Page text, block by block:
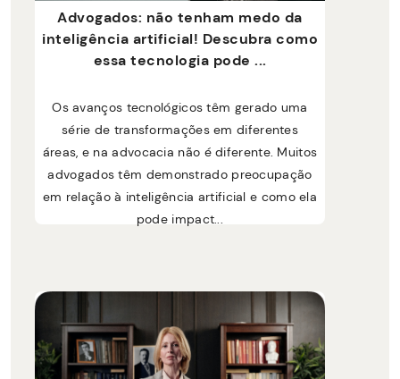
Advogados: não tenham medo da
inteligência artificial! Descubra como
essa tecnologia pode ...
Os avanços tecnológicos têm gerado uma
série de transformações em diferentes
áreas, e na advocacia não é diferente. Muitos
advogados têm demonstrado preocupação
em relação à inteligência artificial e como ela
pode impact...